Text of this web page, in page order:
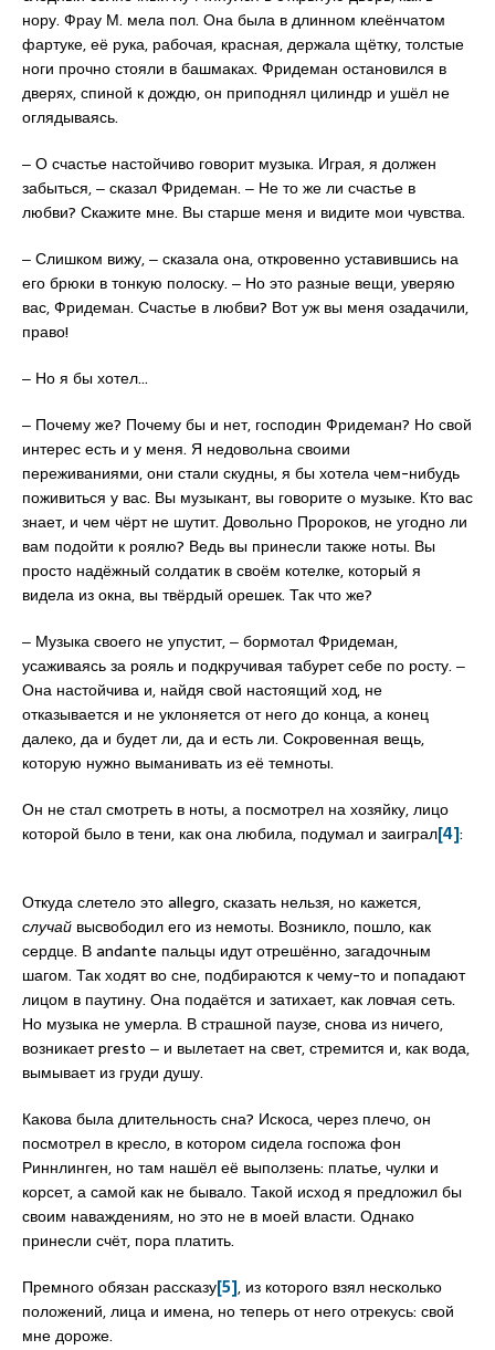
нору. Фрау М. мела пол. Она была в длинном клеёнчатом
фартуке, её рука, рабочая, красная, держала щётку, толстые
ноги прочно стояли в башмаках. Фридеман остановился в
дверях, спиной к дождю, он приподнял цилиндр и ушёл не
оглядываясь.
‒ О счастье настойчиво говорит музыка. Играя, я должен
забыться, ‒ сказал Фридеман. ‒ Не то же ли счастье в
любви? Скажите мне. Вы старше меня и видите мои чувства.
‒ Слишком вижу, ‒ сказала она, откровенно уставившись на
его брюки в тонкую полоску. ‒ Но это разные вещи, уверяю
вас, Фридеман. Счастье в любви? Вот уж вы меня озадачили,
право!
‒ Но я бы хотел…
‒ Почему же? Почему бы и нет, господин Фридеман? Но свой
интерес есть и у меня. Я недовольна своими
переживаниями, они стали скудны, я бы хотела чем-нибудь
поживиться у вас. Вы музыкант, вы говорите о музыке. Кто вас
знает, и чем чёрт не шутит. Довольно Пророков, не угодно ли
вам подойти к роялю? Ведь вы принесли также ноты. Вы
просто надёжный солдатик в своём котелке, который я
видела из окна, вы твёрдый орешек. Так что же?
‒ Музыка своего не упустит, ‒ бормотал Фридеман,
усаживаясь за рояль и подкручивая табурет себе по росту. ‒
Она настойчива и, найдя свой настоящий ход, не
отказывается и не уклоняется от него до конца, а конец
далеко, да и будет ли, да и есть ли. Сокровенная вещь,
которую нужно выманивать из её темноты.
Он не стал смотреть в ноты, а посмотрел на хозяйку, лицо
которой было в тени, как она любила, подумал и заиграл[4]:
Откуда слетело это allegro, сказать нельзя, но кажется,
случай высвободил его из немоты. Возникло, пошло, как
сердце. В andante пальцы идут отрешённо, загадочным
шагом. Так ходят во сне, подбираются к чему-то и попадают
лицом в паутину. Она подаётся и затихает, как ловчая сеть.
Но музыка не умерла. В страшной паузе, снова из ничего,
возникает presto ‒ и вылетает на свет, стремится и, как вода,
вымывает из груди душу.
Какова была длительность сна? Искоса, через плечо, он
посмотрел в кресло, в котором сидела госпожа фон
Риннлинген, но там нашёл её выползень: платье, чулки и
корсет, а самой как не бывало. Такой исход я предложил бы
своим наваждениям, но это не в моей власти. Однако
принесли счёт, пора платить.
Премного обязан рассказу[5], из которого взял несколько
положений, лица и имена, но теперь от него отрекусь: свой
мне дороже.